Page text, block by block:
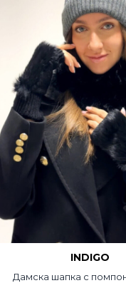
INDIGO
Дамска шапка с помпон